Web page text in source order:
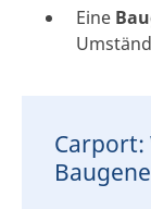
Eine
Carport: